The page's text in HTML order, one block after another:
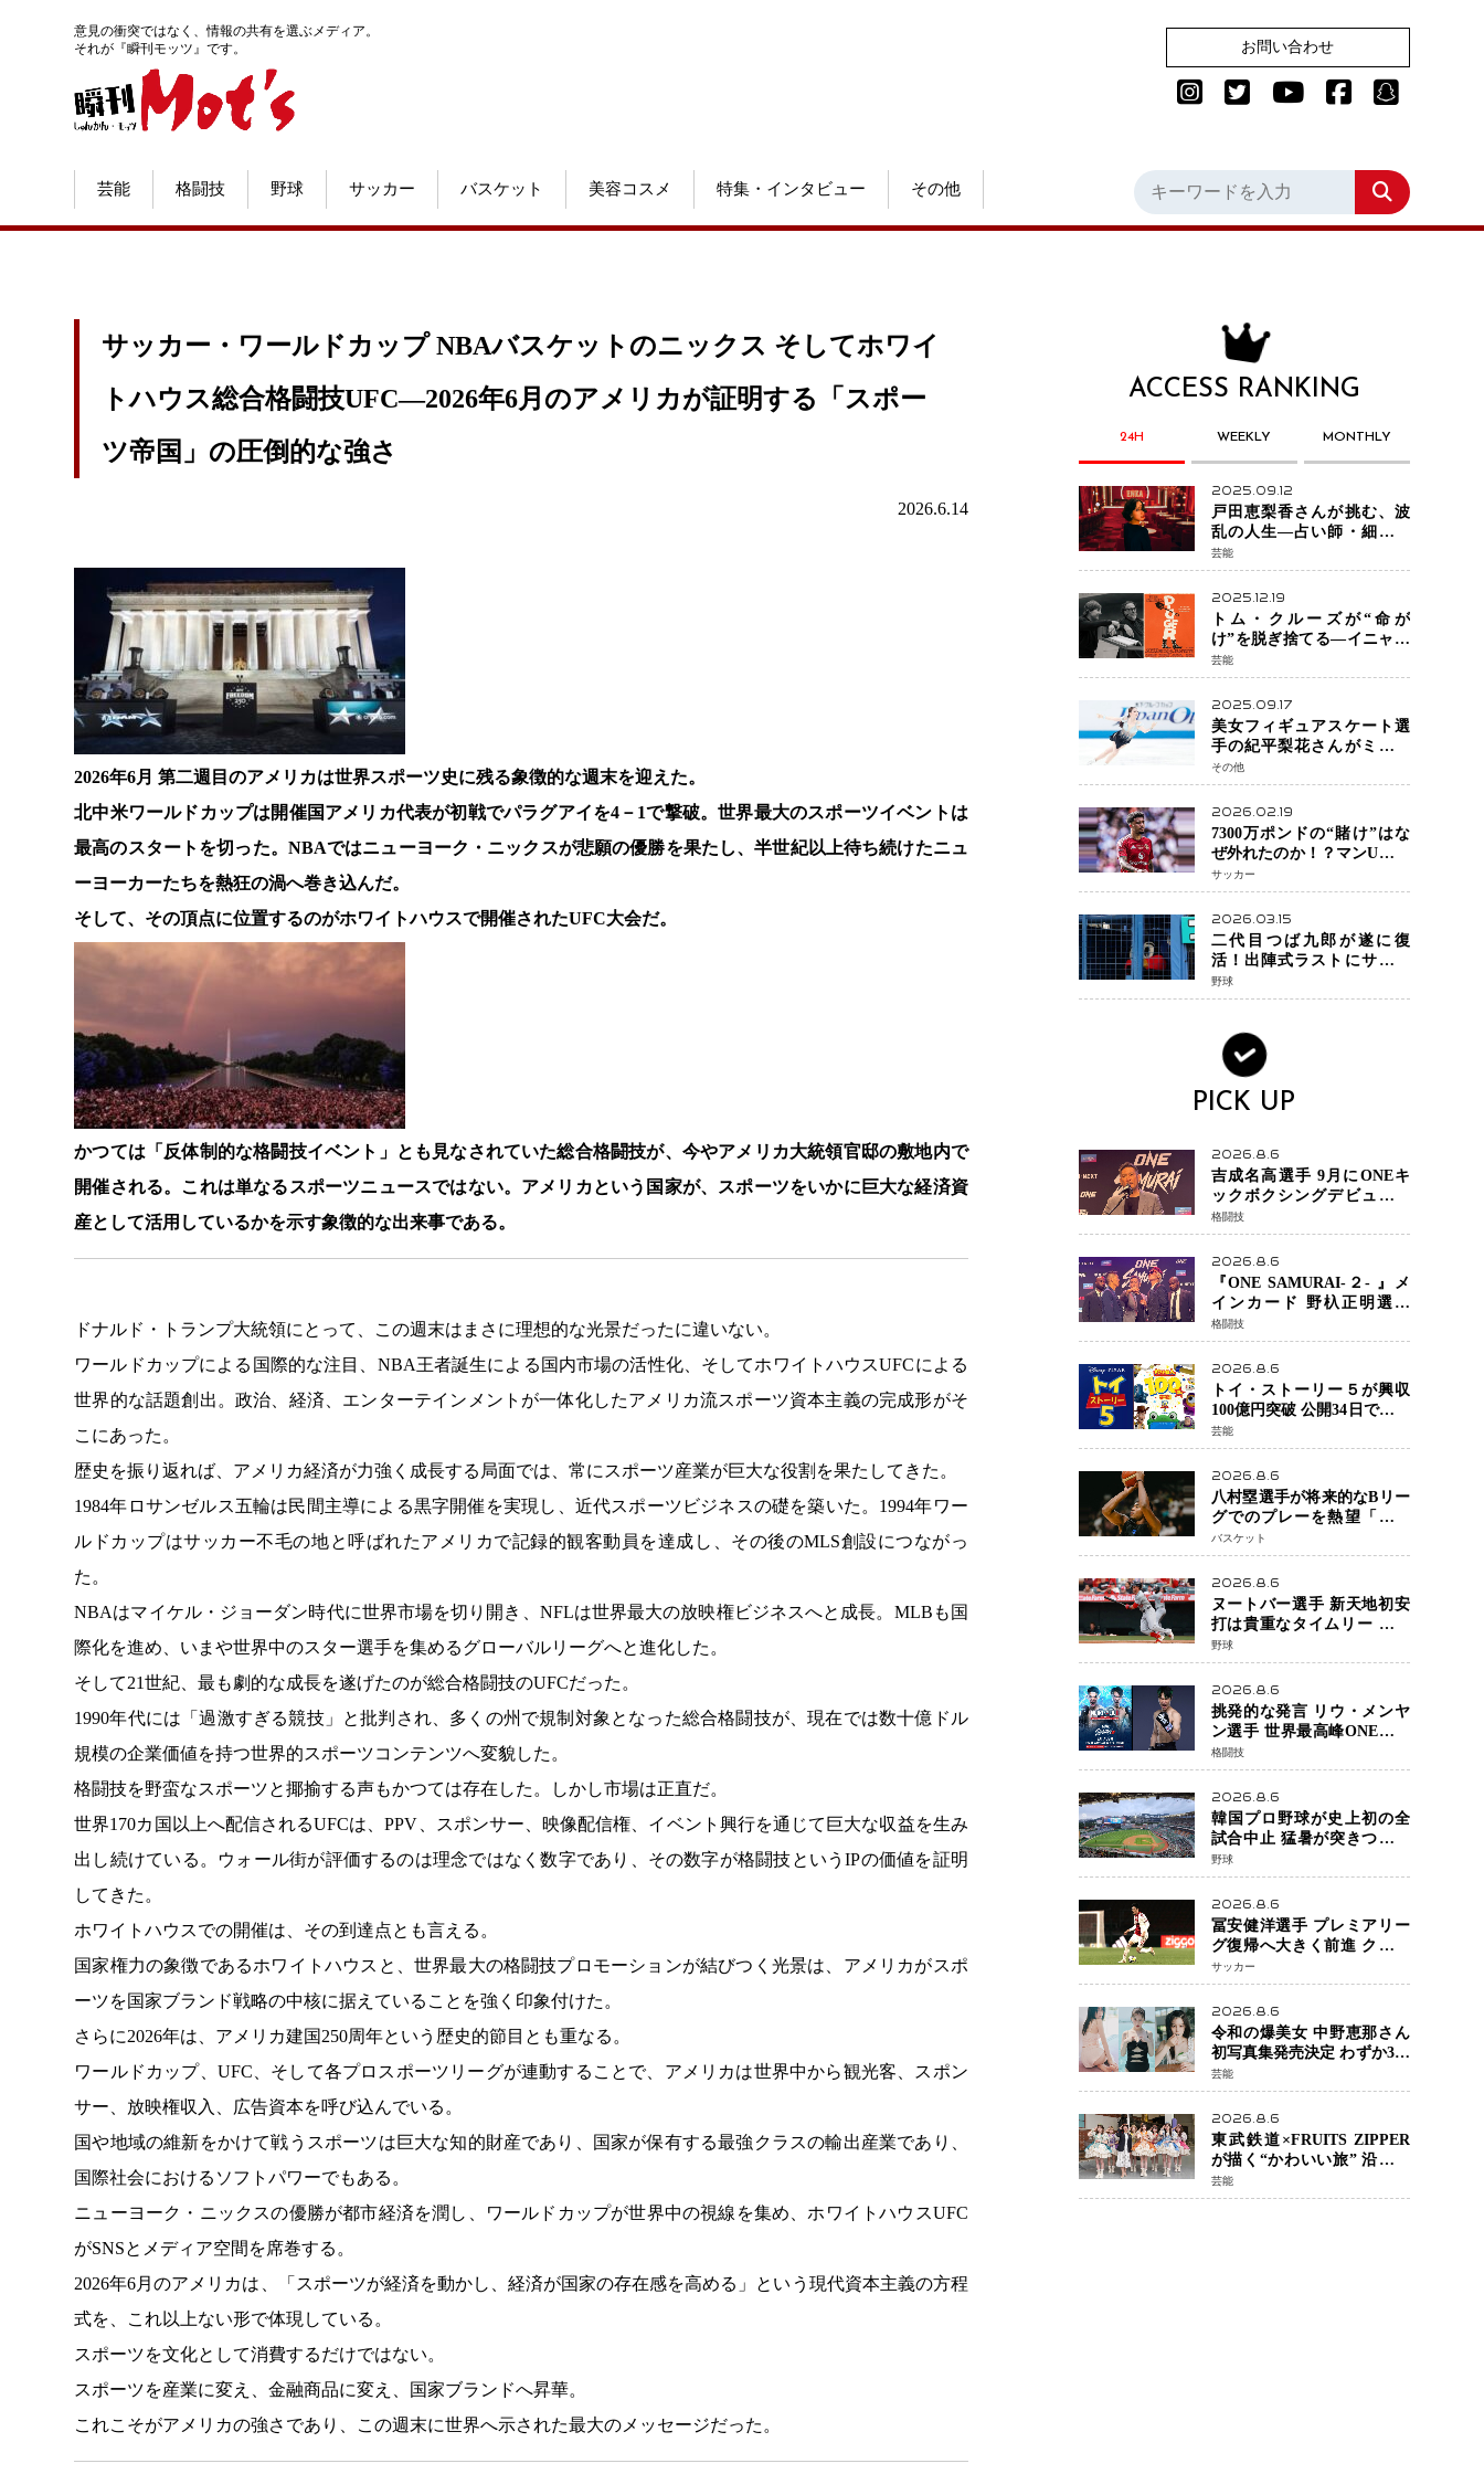
意見の衝突ではなく、情報の共有を選ぶメディア。
それが『瞬刊モッツ』です。
お問い合わせ
芸能 格闘技 野球 サッカー バスケット 美容コスメ 特集・インタビュー その他
サッカー・ワールドカップ NBAバスケットのニックス そしてホワイ
トハウス総合格闘技UFC―2026年6月のアメリカが証明する「スポー
ツ帝国」の圧倒的な強さ
2026.6.14
2026年6月 第二週目のアメリカは世界スポーツ史に残る象徴的な週末を迎えた。
北中米ワールドカップは開催国アメリカ代表が初戦でパラグアイを4－1で撃破。世界最大のスポーツイベントは
最高のスタートを切った。NBAではニューヨーク・ニックスが悲願の優勝を果たし、半世紀以上待ち続けたニュ
ーヨーカーたちを熱狂の渦へ巻き込んだ。
そして、その頂点に位置するのがホワイトハウスで開催されたUFC大会だ。
かつては「反体制的な格闘技イベント」とも見なされていた総合格闘技が、今やアメリカ大統領官邸の敷地内で
開催される。これは単なるスポーツニュースではない。アメリカという国家が、スポーツをいかに巨大な経済資
産として活用しているかを示す象徴的な出来事である。
ドナルド・トランプ大統領にとって、この週末はまさに理想的な光景だったに違いない。
ワールドカップによる国際的な注目、NBA王者誕生による国内市場の活性化、そしてホワイトハウスUFCによる
世界的な話題創出。政治、経済、エンターテインメントが一体化したアメリカ流スポーツ資本主義の完成形がそ
こにあった。
歴史を振り返れば、アメリカ経済が力強く成長する局面では、常にスポーツ産業が巨大な役割を果たしてきた。
1984年ロサンゼルス五輪は民間主導による黒字開催を実現し、近代スポーツビジネスの礎を築いた。1994年ワー
ルドカップはサッカー不毛の地と呼ばれたアメリカで記録的観客動員を達成し、その後のMLS創設につながっ
た。
NBAはマイケル・ジョーダン時代に世界市場を切り開き、NFLは世界最大の放映権ビジネスへと成長。MLBも国
際化を進め、いまや世界中のスター選手を集めるグローバルリーグへと進化した。
そして21世紀、最も劇的な成長を遂げたのが総合格闘技のUFCだった。
1990年代には「過激すぎる競技」と批判され、多くの州で規制対象となった総合格闘技が、現在では数十億ドル
規模の企業価値を持つ世界的スポーツコンテンツへ変貌した。
格闘技を野蛮なスポーツと揶揄する声もかつては存在した。しかし市場は正直だ。
世界170カ国以上へ配信されるUFCは、PPV、スポンサー、映像配信権、イベント興行を通じて巨大な収益を生み
出し続けている。ウォール街が評価するのは理念ではなく数字であり、その数字が格闘技というIPの価値を証明
してきた。
ホワイトハウスでの開催は、その到達点とも言える。
国家権力の象徴であるホワイトハウスと、世界最大の格闘技プロモーションが結びつく光景は、アメリカがスポ
ーツを国家ブランド戦略の中核に据えていることを強く印象付けた。
さらに2026年は、アメリカ建国250周年という歴史的節目とも重なる。
ワールドカップ、UFC、そして各プロスポーツリーグが連動することで、アメリカは世界中から観光客、スポン
サー、放映権収入、広告資本を呼び込んでいる。
国や地域の維新をかけて戦うスポーツは巨大な知的財産であり、国家が保有する最強クラスの輸出産業であり、
国際社会におけるソフトパワーでもある。
ニューヨーク・ニックスの優勝が都市経済を潤し、ワールドカップが世界中の視線を集め、ホワイトハウスUFC
がSNSとメディア空間を席巻する。
2026年6月のアメリカは、「スポーツが経済を動かし、経済が国家の存在感を高める」という現代資本主義の方程
式を、これ以上ない形で体現している。
スポーツを文化として消費するだけではない。
スポーツを産業に変え、金融商品に変え、国家ブランドへ昇華。
これこそがアメリカの強さであり、この週末に世界へ示された最大のメッセージだった。
ACCESS RANKING
24H WEEKLY MONTHLY
2025.09.12
戸田恵梨香さんが挑む、波
乱の人生―占い師・細木数
子をNetflixで実写化
芸能
2025.12.19
トム・クルーズが“命が
け”を脱ぎ捨てる―イニャリ
トゥ監督と挑む前代未聞の
大惨事コメディ「DIGGER
ディガー」始動
芸能
2025.09.17
美女フィギュアスケート選
手の紀平梨花さんがミラノ
五輪出場断念 中部選手権欠
場を発表「安全最優先の判
断」
その他
2026.02.19
7300万ポンドの“賭け”はな
ぜ外れたのか！？マンU、サ
ンチョをフリー放出
へ・・・補強戦略の転換点
に
サッカー
2026.03.15
二代目つば九郎が遂に復
活！出陣式ラストにサプラ
イズ登場で神宮が歓喜
野球
PICK UP
2026.8.6
吉成名高選手 9月にONEキ
ックボクシングデビュー決
定 チャトリCEOがサプライ
ズ発表 2カ月連続参戦へ
格闘技
2026.8.6
『ONE SAMURAI-２- 』メ
インカード 野杁正明選手
「彼を倒して勝つ」 リウ・
メンヤンとの因縁に決着へ
再起を懸けたONEフェザー
級トーナメント初戦
格闘技
2026.8.6
トイ・ストーリー５が興収
100億円突破 公開34日でピク
サー作品 史上最速 日本歴代
シリーズ最高更新も目前
芸能
2026.8.6
八村塁選手が将来的なBリー
グでのプレーを熱望「一つ
の夢ですね」スター帰還が
リーグ価値を押し上げる可
能性
バスケット
2026.8.6
ヌートバー選手 新天地初安
打は貴重なタイムリー 本拠
地ファンが大歓声 笑顔で歓
喜
野球
2026.8.6
挑発的な発言 リウ・メンヤ
ン選手 世界最高峰ONEで浮
き彫りになる 日本キックボ
クシングが直面する“技術
戦”の現在地
格闘技
2026.8.6
韓国プロ野球が史上初の全
試合中止 猛暑が突きつけた
「屋外スポーツの限界」 日
本発のドーム型施設時代へ
野球
2026.8.6
冨安健洋選手 プレミアリー
グ復帰へ大きく前進 クリス
タルパレス加入目前 メディ
カルチェックも通過
サッカー
2026.8.6
令和の爆美女 中野恵那さん
初写真集発売決定 わずか3日
で2560万インプレッション
を記録した話題の美貌を凝
縮
芸能
2026.8.6
東武鉄道×FRUITS ZIPPER
が描く“かわいい旅” 沿線を
舞台にした「TOBU KAWAII
PROJECT」が開幕
芸能